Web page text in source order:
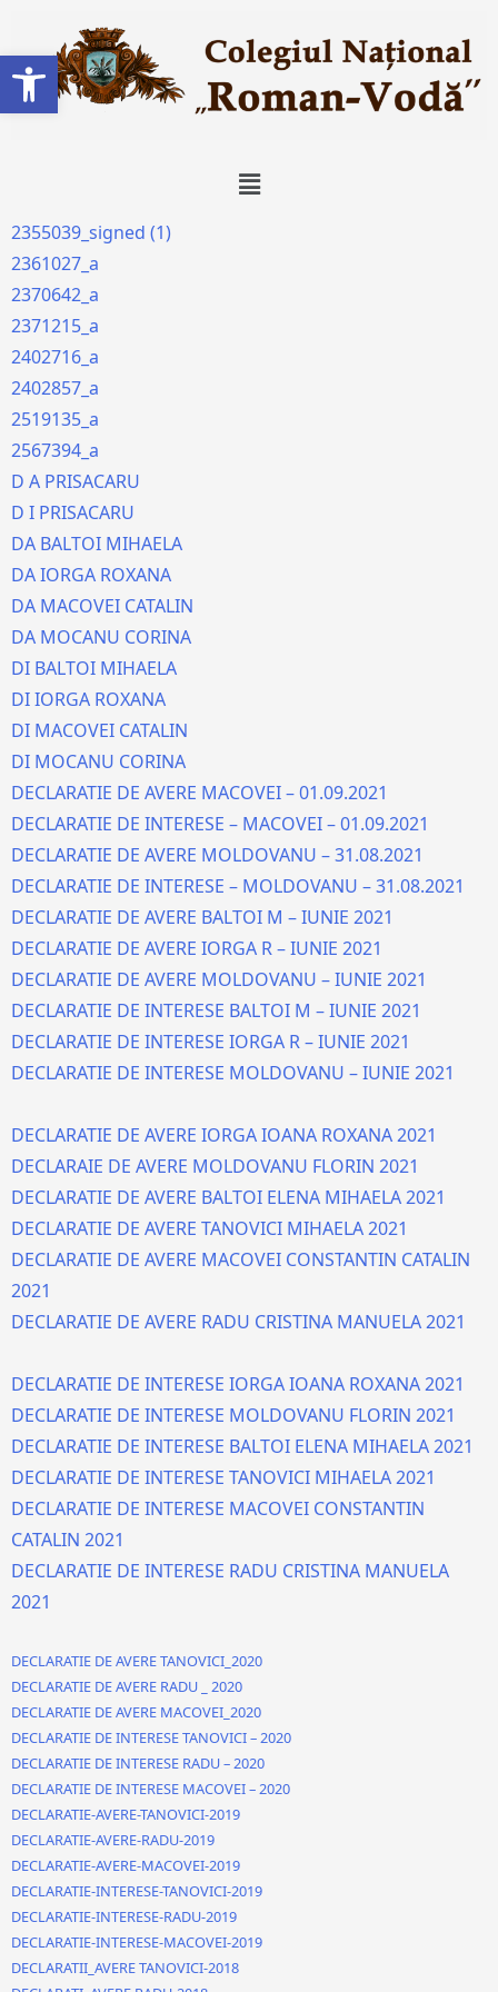
Deschide bara de unelte
2355039_signed (1)
2361027_a
2370642_a
2371215_a
2402716_a
2402857_a
2519135_a
2567394_a
D A PRISACARU
D I PRISACARU
DA BALTOI MIHAELA
DA IORGA ROXANA
DA MACOVEI CATALIN
DA MOCANU CORINA
DI BALTOI MIHAELA
DI IORGA ROXANA
DI MACOVEI CATALIN
DI MOCANU CORINA
DECLARATIE DE AVERE MACOVEI – 01.09.2021
DECLARATIE DE INTERESE – MACOVEI – 01.09.2021
DECLARATIE DE AVERE MOLDOVANU – 31.08.2021
DECLARATIE DE INTERESE – MOLDOVANU – 31.08.2021
DECLARATIE DE AVERE BALTOI M – IUNIE 2021
DECLARATIE DE AVERE IORGA R – IUNIE 2021
DECLARATIE DE AVERE MOLDOVANU – IUNIE 2021
DECLARATIE DE INTERESE BALTOI M – IUNIE 2021
DECLARATIE DE INTERESE IORGA R – IUNIE 2021
DECLARATIE DE INTERESE MOLDOVANU – IUNIE 2021
DECLARATIE DE AVERE IORGA IOANA ROXANA 2021
DECLARAIE DE AVERE MOLDOVANU FLORIN 2021
DECLARATIE DE AVERE BALTOI ELENA MIHAELA 2021
DECLARATIE DE AVERE TANOVICI MIHAELA 2021
DECLARATIE DE AVERE MACOVEI CONSTANTIN CATALIN
2021
DECLARATIE DE AVERE RADU CRISTINA MANUELA 2021
DECLARATIE DE INTERESE IORGA IOANA ROXANA 2021
DECLARATIE DE INTERESE MOLDOVANU FLORIN 2021
DECLARATIE DE INTERESE BALTOI ELENA MIHAELA 2021
DECLARATIE DE INTERESE TANOVICI MIHAELA 2021
DECLARATIE DE INTERESE MACOVEI CONSTANTIN
CATALIN 2021
DECLARATIE DE INTERESE RADU CRISTINA MANUELA
2021
DECLARATIE DE AVERE TANOVICI_2020
DECLARATIE DE AVERE RADU _ 2020
DECLARATIE DE AVERE MACOVEI_2020
DECLARATIE DE INTERESE TANOVICI – 2020
DECLARATIE DE INTERESE RADU – 2020
DECLARATIE DE INTERESE MACOVEI – 2020
DECLARATIE-AVERE-TANOVICI-2019
DECLARATIE-AVERE-RADU-2019
DECLARATIE-AVERE-MACOVEI-2019
DECLARATIE-INTERESE-TANOVICI-2019
DECLARATIE-INTERESE-RADU-2019
DECLARATIE-INTERESE-MACOVEI-2019
DECLARATII_AVERE TANOVICI-2018